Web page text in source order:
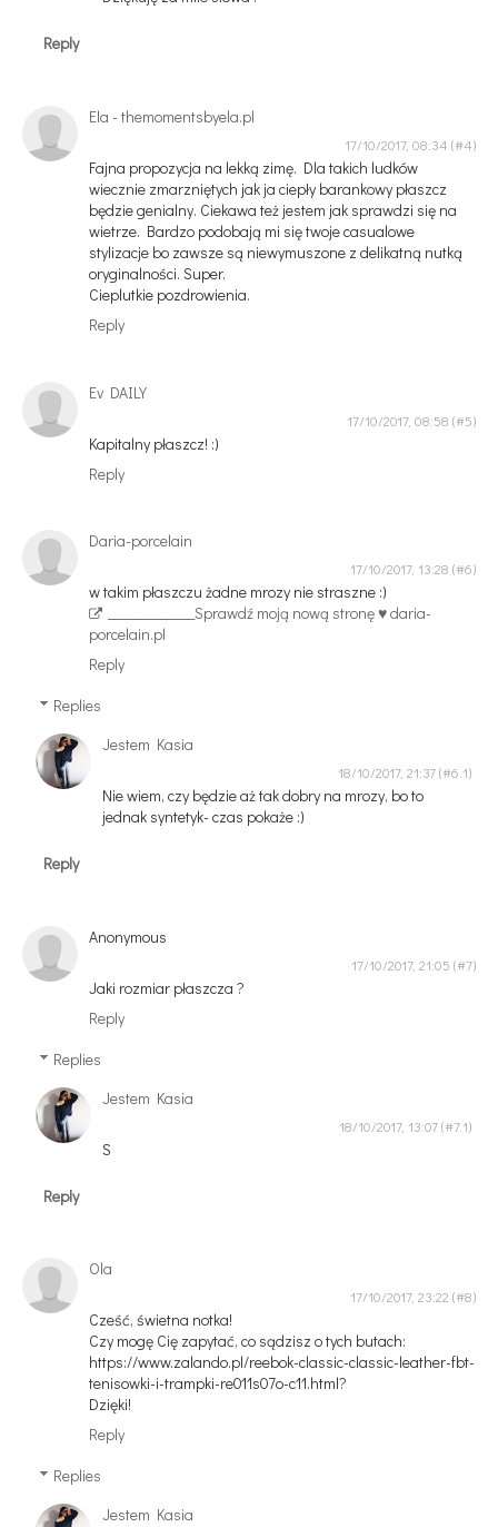
Reply
Ela - themomentsbyela.pl
17/10/2017, 08:34
Fajna propozycja na lekką zimę. Dla takich ludków
wiecznie zmarzniętych jak ja ciepły barankowy płaszcz
będzie genialny. Ciekawa też jestem jak sprawdzi się na
wietrze. Bardzo podobają mi się twoje casualowe
stylizacje bo zawsze są niewymuszone z delikatną nutką
oryginalności. Super.
Cieplutkie pozdrowienia.
Reply
Ev DAILY
17/10/2017, 08:58
Kapitalny płaszcz! :)
Reply
Daria-porcelain
17/10/2017, 13:28
w takim płaszczu żadne mrozy nie straszne :)
Sprawdź moją nową stronę ♥ daria-
porcelain.pl
Reply
Replies
Jestem Kasia
18/10/2017, 21:37
Nie wiem, czy będzie aż tak dobry na mrozy, bo to
jednak syntetyk- czas pokaże :)
Reply
Anonymous
17/10/2017, 21:05
Jaki rozmiar płaszcza ?
Reply
Replies
Jestem Kasia
18/10/2017, 13:07
S
Reply
Ola
17/10/2017, 23:22
Cześć, świetna notka!
Czy mogę Cię zapytać, co sądzisz o tych butach:
https://www.zalando.pl/reebok-classic-classic-leather-fbt-
tenisowki-i-trampki-re011s07o-c11.html?
Dzięki!
Reply
Replies
Jestem Kasia